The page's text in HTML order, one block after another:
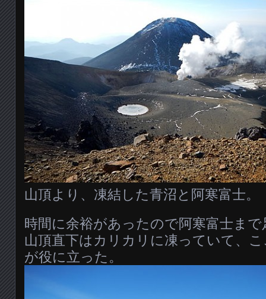
山頂より、凍結した青沼と阿寒富士。
時間に余裕があったので阿寒富士ま
山頂直下はカリカリに凍っていて、
が役に立った。